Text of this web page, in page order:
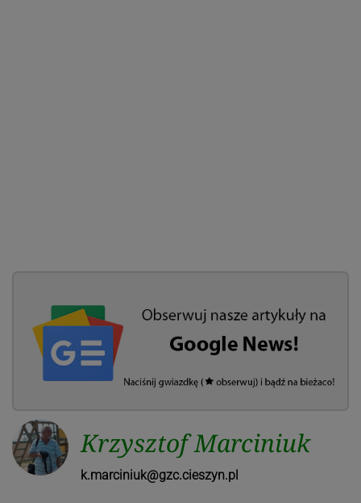
Krzysztof Marciniuk
k.marciniuk@gzc.cieszyn.pl